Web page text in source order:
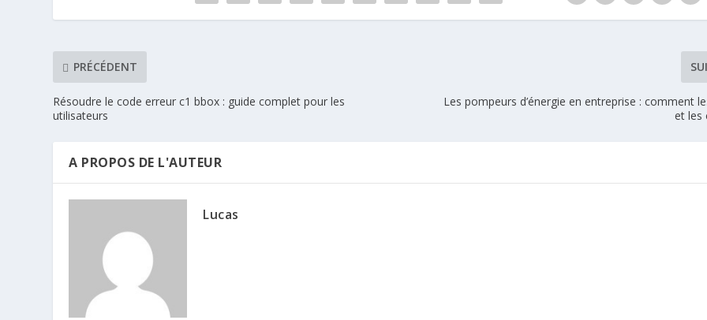
PRÉCÉDENT
Résoudre le code erreur c1 bbox : guide complet pour les
utilisateurs
Les pompeurs d’énergie en entreprise : comment
et les
A PROPOS DE L'AUTEUR
Lucas